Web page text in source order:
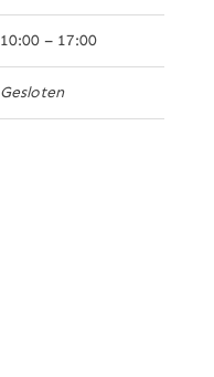
10:00 – 17:00
Gesloten